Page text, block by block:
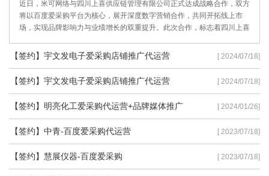
近日，米可网络与四川上喜供应链管理有限公司正式达成战略合作，双方
将以百度爱采购平台为核心，展开深度数字营销合作，共同开拓线上市
场，实现品牌影响力与业绩增长的双重提升。此次合作，标志着四川上喜
数字营销领域的专业实力。
【签约】宇文发电子爱采购店铺推广代运营 [ 2024/07/18]
【签约】宇文发电子爱采购店铺推广代运营 [ 2024/07/18]
【签约】明亮化工爱采购代运营+品牌媒体推广 [ 2024/01/26]
【签约】中青-百度爱采购代运营 [ 2023/07/18]
【签约】慧展仪器-百度爱采购 [ 2023/07/18]